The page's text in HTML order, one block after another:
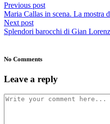
Previous post
Maria Callas in scena. La mostra
Next post
Splendori barocchi di Gian
No Comments
Leave a reply